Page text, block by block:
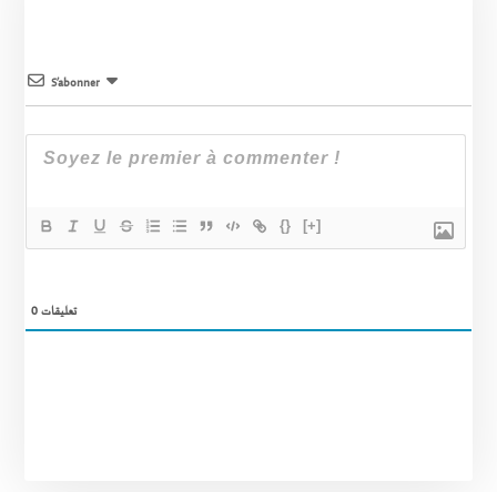
S’abonner
{} [+]
0تعليقات